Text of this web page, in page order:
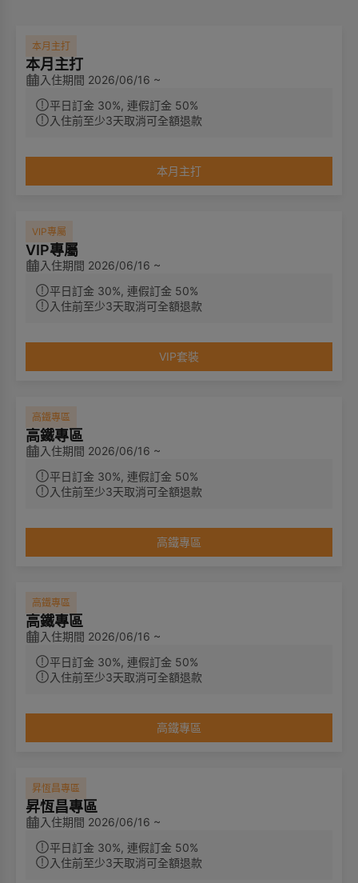
本月主打
本月主打
入住期間 2026/06/16 ~
平日訂金 30%, 連假訂金 50%
入住前至少3天取消可全額退款
本月主打
VIP專屬
VIP專屬
入住期間 2026/06/16 ~
平日訂金 30%, 連假訂金 50%
入住前至少3天取消可全額退款
VIP套裝
高鐵專區
高鐵專區
入住期間 2026/06/16 ~
平日訂金 30%, 連假訂金 50%
入住前至少3天取消可全額退款
高鐵專區
高鐵專區
高鐵專區
入住期間 2026/06/16 ~
平日訂金 30%, 連假訂金 50%
入住前至少3天取消可全額退款
高鐵專區
昇恆昌專區
昇恆昌專區
入住期間 2026/06/16 ~
平日訂金 30%, 連假訂金 50%
入住前至少3天取消可全額退款